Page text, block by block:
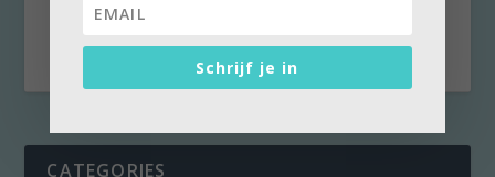
CATEGORIES
Schrijf je in